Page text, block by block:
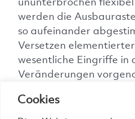
Cookies
werden die
so aufeinander
Versetzen
wesentliche Eingriffe in
Veränderungen